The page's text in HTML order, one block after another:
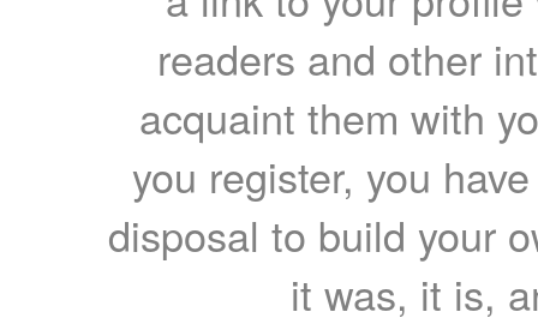
readers and other
acquaint them with
you register, you
disposal to build your
it was, it is,